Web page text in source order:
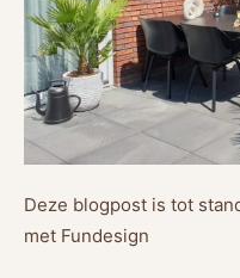
Deze blogpost is tot
met Fundesign